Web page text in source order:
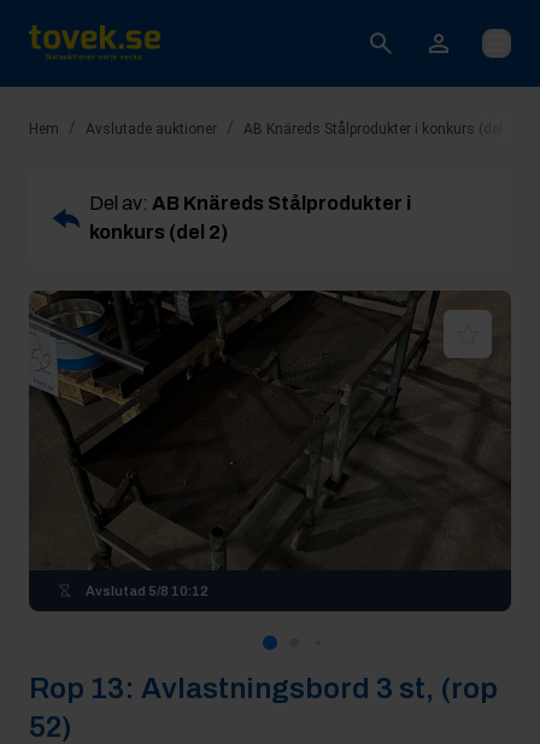
Öppna
Hem / Avslutade auktioner / AB Knäreds Stålprodukter i konkurs (del 2)
Del av: AB Knäreds Stålprodukter i
konkurs (del 2)
Avslutad 5/8 10:12
Rop 13: Avlastningsbord 3 st, (rop
52)